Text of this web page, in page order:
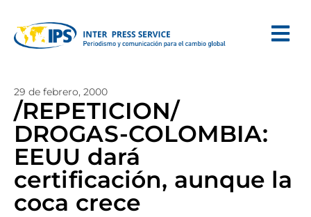
29 de febrero, 2000
/REPETICION/
DROGAS-COLOMBIA:
EEUU dará
certificación, aunque la
coca crece